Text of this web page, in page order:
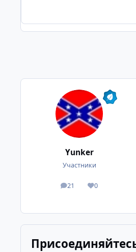
Yunker
Участники
21
посты 0
Репутация